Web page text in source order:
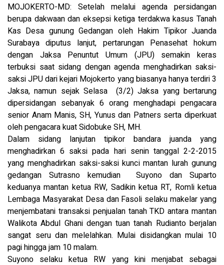
MOJOKERTO-MD: Setelah melalui agenda persidangan
berupa dakwaan dan eksepsi ketiga terdakwa kasus Tanah
Kas Desa gunung Gedangan oleh Hakim Tipikor Juanda
Surabaya diputus lanjut, pertarungan Penasehat hokum
dengan Jaksa Penuntut Umum (JPU) semakin keras
terbuksi saat sidang dengan agenda menghadirkan saksi-
saksi JPU dari kejari Mojokerto yang biasanya hanya terdiri 3
Jaksa, namun sejak Selasa (3/2) Jaksa yang bertarung
dipersidangan sebanyak 6 orang menghadapi pengacara
senior Anam Manis, SH, Yunus dan Patners serta diperkuat
oleh pengacara kuat Sidobuke SH, MH.
Dalam sidang lanjutan tipikor bandara juanda yang
menghadirkan 6 saksi pada hari senin tanggal 2-2-2015
yang menghadirkan saksi-saksi kunci mantan lurah gunung
gedangan Sutrasno kemudian Suyono dan Suparto
keduanya mantan ketua RW, Sadikin ketua RT, Romli ketua
Lembaga Masyarakat Desa dan Fasoli selaku makelar yang
menjembatani transaksi penjualan tanah TKD antara mantan
Walikota Abdul Ghani dengan tuan tanah Rudianto berjalan
sangat seru dan melelahkan. Mulai disidangkan mulai 10
pagi hingga jam 10 malam.
Suyono selaku ketua RW yang kini menjabat sebagai